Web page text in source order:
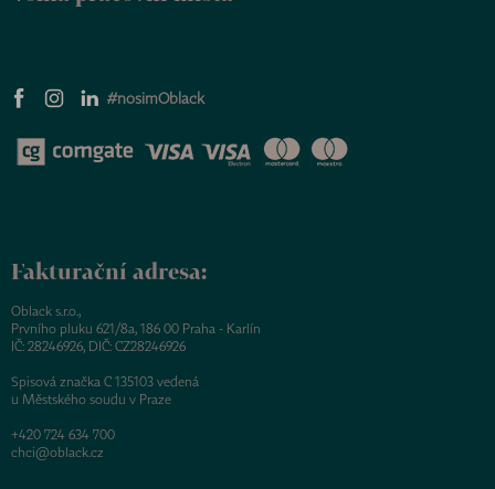
#nosimOblack
Fakturační adresa:
Oblack s.r.o.,
Prvního pluku 621/8a, 186 00 Praha - Karlín
IČ: 28246926, DIČ: CZ28246926
Spisová značka C 135103 vedená
u Městského soudu v Praze
+420 724 634 700
chci@oblack.cz